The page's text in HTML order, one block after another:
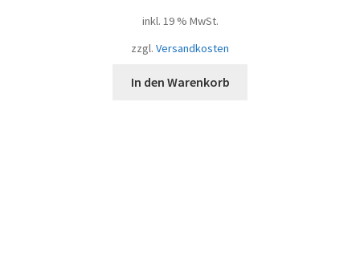
inkl. 19 % MwSt.
zzgl. Versandkosten
In den Warenkorb